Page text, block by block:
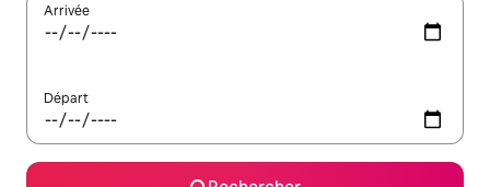
Arrivée
Départ